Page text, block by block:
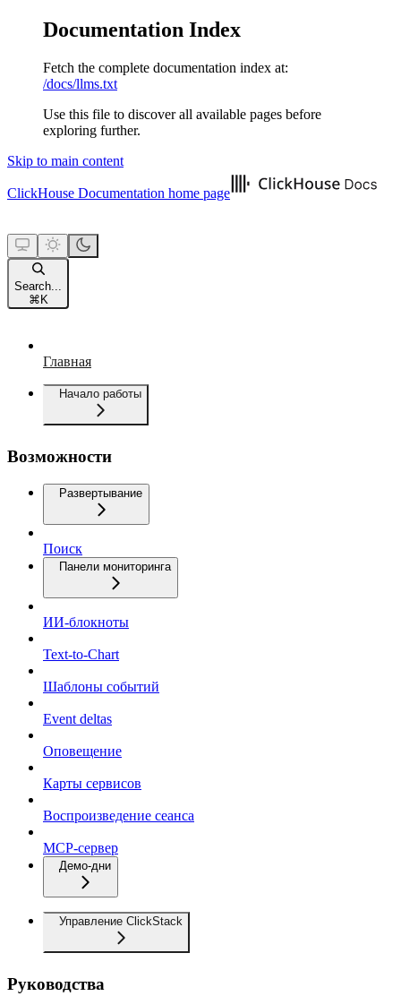
Documentation Index
Fetch the complete documentation index at:
/docs/llms.txt
Use this file to discover all available pages before
exploring further.
Skip to main content
ClickHouse Documentation home page
Search...
⌘ K
Главная
Начало работы
Возможности
Развертывание
Поиск
Панели мониторинга
ИИ-блокноты
Text-to-Chart
Шаблоны событий
Event deltas
Оповещение
Карты сервисов
Воспроизведение сеанса
MCP-сервер
Демо-дни
Управление ClickStack
Руководства